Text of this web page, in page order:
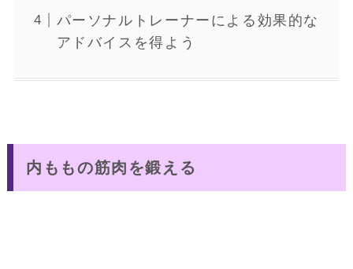
パーソナルトレーナーによる効果的な
アドバイスを得よう
内ももの筋肉を鍛える